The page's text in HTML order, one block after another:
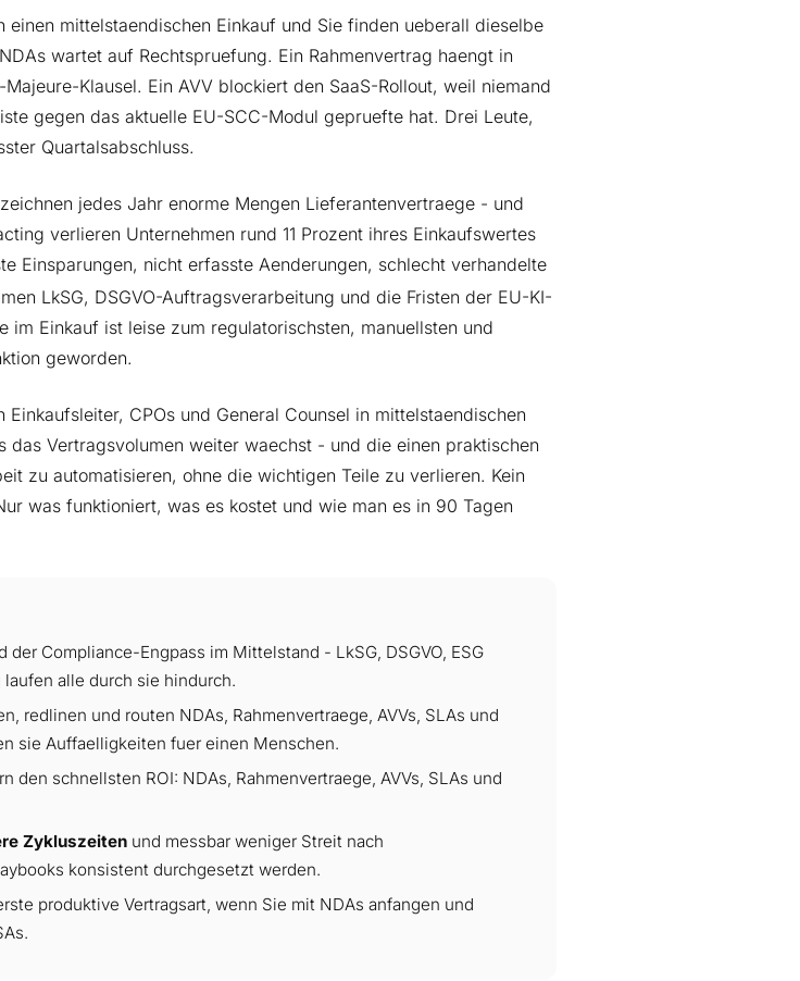
einen mittelstaendischen Einkauf und Sie finden ueberall dieselbe
wartet auf Rechtspruefung. Ein Rahmenvertrag haengt in
Klausel. Ein AVV blockiert den SaaS-Rollout, weil niemand
gegen das aktuelle EU-SCC-Modul gepruefte hat. Drei Leute,
Quartalsabschluss.
jedes Jahr enorme Mengen Lieferantenvertraege - und
verlieren Unternehmen rund 11 Prozent ihres Einkaufswertes
Einsparungen, nicht erfasste Aenderungen, schlecht verhandelte
LkSG, DSGVO-Auftragsverarbeitung und die Fristen der EU-KI-
im Einkauf ist leise zum regulatorischsten, manuellsten und
geworden.
CPOs und General Counsel in mittelstaendischen
das Vertragsvolumen weiter waechst - und die einen praktischen
zu automatisieren, ohne die wichtigen Teile zu verlieren. Kein
was funktioniert, was es kostet und wie man es in 90 Tagen
der Compliance-Engpass im Mittelstand - LkSG, DSGVO, ESG
alle durch sie hindurch.
redlinen und routen NDAs, Rahmenvertraege, AVVs, SLAs und
sie Auffaelligkeiten fuer einen Menschen.
den schnellsten ROI: NDAs, Rahmenvertraege, AVVs, SLAs und
Zykluszeiten und messbar weniger Streit nach
konsistent durchgesetzt werden.
produktive Vertragsart, wenn Sie mit NDAs anfangen und